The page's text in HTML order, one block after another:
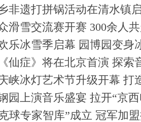
22:42)
非遗打拼锅活动在清水镇
滑雪交流赛开赛 300余人
08:40)
乐冰雪季启幕 园博园变身
仙症》将在北京首演 探索
11:54)
峡冰灯艺术节升级开幕 打
12:06)
园上演音乐盛宴 拉开“京
11:27)
球专家智库”成立 冠军加